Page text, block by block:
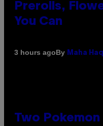
Prerolls,
You Can
3 hours agoBy Maha Haq
Two